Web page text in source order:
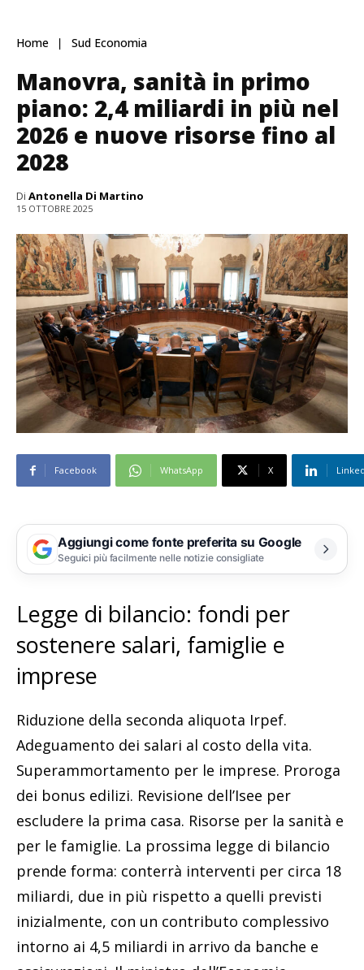
Home Sud Economia
Manovra, sanità in primo
piano: 2,4 miliardi in più nel
2026 e nuove risorse fino al
2028
Di Antonella Di Martino
15 OTTOBRE 2025
Facebook WhatsApp X
Aggiungi come fonte preferita su Google
Seguici più facilmente nelle notizie consigliate
Legge di bilancio: fondi per
sostenere salari, famiglie e
imprese
Riduzione della seconda aliquota Irpef.
Adeguamento dei salari al costo della vita.
Superammortamento per le imprese. Proroga
dei bonus edilizi. Revisione dell’Isee per
escludere la prima casa. Risorse per la sanità e
per le famiglie. La prossima legge di bilancio
prende forma: conterrà interventi per circa 18
miliardi, due in più rispetto a quelli previsti
inizialmente, con un contributo complessivo
intorno ai 4,5 miliardi in arrivo da banche e